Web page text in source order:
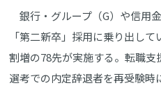
銀行・グループ（G）や信用
「第二新卒」採用に乗り出し
割増の78先が実施する。転職
選考での内定辞退者を再受験